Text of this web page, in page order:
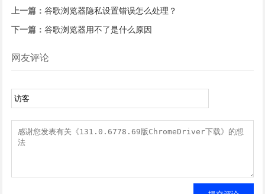
上一篇：谷歌浏览器隐私设置错误怎么处理？
下一篇：谷歌浏览器用不了是什么原因
网友评论